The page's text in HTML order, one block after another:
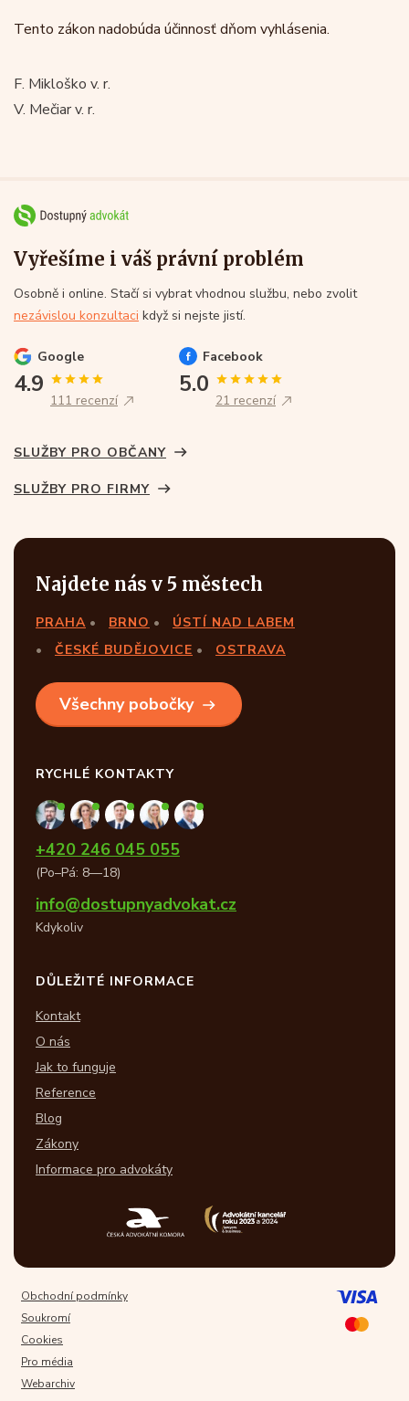
Tento zákon nadobúda účinnosť dňom vyhlásenia.
F. Mikloško v. r.
V. Mečiar v. r.
Vyřešíme i váš právní problém
Osobně i online. Stačí si vybrat vhodnou službu, nebo zvolit
nezávislou konzultaci když si nejste jistí.
Google
4.9
111 recenzí
Facebook
5.0
21 recenzí
SLUŽBY PRO OBČANY
SLUŽBY PRO FIRMY
Najdete nás v 5 městech
PRAHA BRNO
ÚSTÍ NAD LABEM
ČESKÉ BUDĚJOVICE
OSTRAVA
Všechny pobočky
RYCHLÉ KONTAKTY
+420 246 045 055
(Po–Pá: 8—18)
info@dostupnyadvokat.cz
Kdykoliv
DŮLEŽITÉ INFORMACE
Kontakt
O nás
Jak to funguje
Reference
Blog
Zákony
Informace pro advokáty
Obchodní podmínky
Soukromí
Cookies
Pro média
Webarchiv